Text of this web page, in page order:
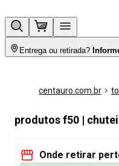
Entrega ou retirada?
centauro.com.br
produtos f50 |
Onde retirar